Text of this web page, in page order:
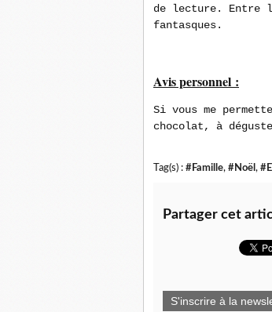
de lecture. Entre
fantasques.
Avis personnel :
Si vous me
chocolat, à
Tag(s) : #Famille, #Noël ,
Partager cet
S'inscrire à la